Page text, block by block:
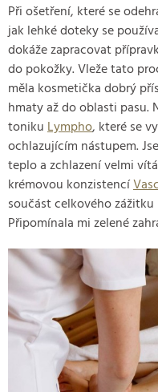
Při ošetření, které se
jak lehké doteky se
dokáže zapracovat
do pokožky. Vleže tato
měla kosmetička dobrý
hmaty až do oblasti pasu.
tonikuLympho, které se
ochlazujícím nástupem.
teplo a zchlazení velmi
krémovou konzistencí
součást celkového
Připomínala mi zelené